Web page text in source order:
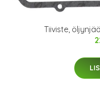
Tiiviste,